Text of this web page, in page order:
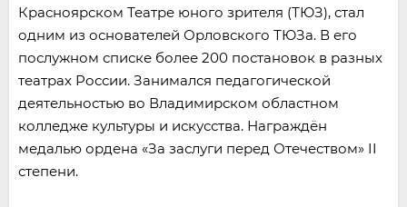
Красноярском Театре юного зрителя (ТЮЗ), стал
одним из основателей Орловского ТЮЗа. В его
послужном списке более 200 постановок в разных
театрах России. Занимался педагогической
деятельностью во Владимирском областном
колледже культуры и искусства. Награждён
медалью ордена «За заслуги перед Отечеством» II
степени.